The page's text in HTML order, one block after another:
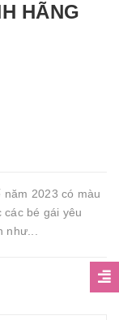
HÃNG
2023 có màu
bé gái yêu